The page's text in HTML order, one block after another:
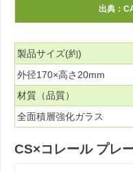
出典：
製品サイズ(約)
外径170×高さ20mm
材質（品質）
全面積層強化ガラス
CS×コレール プレ